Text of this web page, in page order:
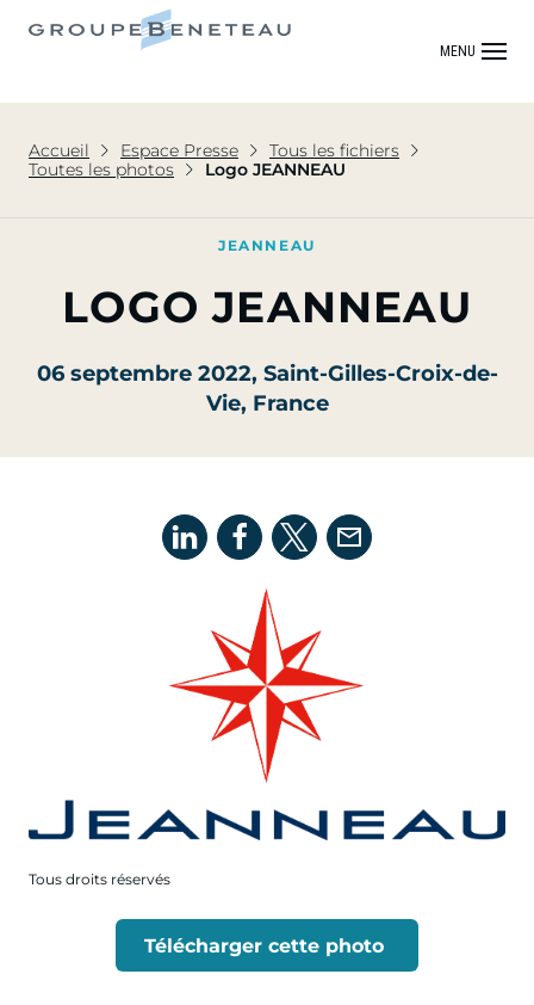
MENU
Accueil Espace Presse
Tous les fichiers
Toutes les photos
Logo JEANNEAU
JEANNEAU
LOGO JEANNEAU
06 septembre 2022, Saint-Gilles-Croix-de-
Vie, France
Tous droits réservés
Télécharger cette photo